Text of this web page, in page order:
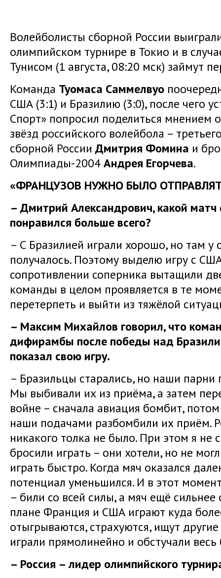
Волейболисты сборной России
олимпийском турнире в Токио и в
Тунисом (1 августа, 08:20 мск) займут
Команда Туомаса Саммелвуо
США (3:1) и Бразилию (3:0), после чего
Спорт» попросил поделиться
звёзд российского волейбола –
сборной России Дмитрия Фомина и
Олимпиады-2004Андрея Егорчева.
«ФРАНЦУЗОВ НУЖНО БЫЛО
– Дмитрий Александрович, какой матч
понравился больше всего?
– С Бразилией играли хорошо, но там у
получалось. Поэтому выделю игру с
сопротивлении соперника вытащили
команды в целом проявляется в те
перетерпеть и выйти из тяжёлой
– Максим Михайлов говорил, что
дифирамбы после победы над
показал свою игру.
– Бразильцы старались, но наши парни
Мы выбивали их из приёма, а затем
войне – сначала авиация бомбит,
наши подачами разбомбили их приём.
никакого толка не было. При этом я не
бросили играть – они хотели, но не
играть быстро. Когда мяч оказался
потенциал уменьшился. И в этот
– били со всей силы, а мяч ещё сильнее
плане Франция и США играют куда
отыгрываются, страхуются, ищут
играли прямолинейно и обстучали весь
– Россия – лидер олимпийского